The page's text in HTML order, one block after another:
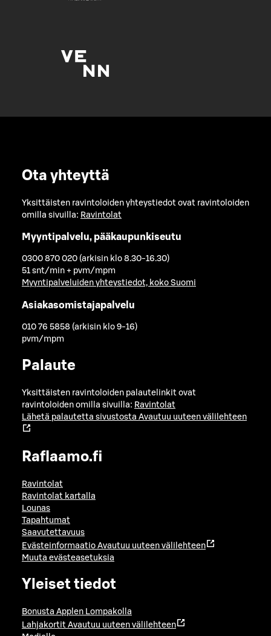
Ota yhteyttä
Yksittäisten ravintoloiden yhteystiedot ovat ravintoloiden
omilla sivuilla: Ravintolat
Myyntipalvelu, pääkaupunkiseutu
0300 870 020 (arkisin klo 8.30-16.30)
51 snt/min + pvm/mpm
Myyntipalveluiden yhteystiedot, koko Suomi
Asiakasomistajapalvelu
010 76 5858 (arkisin klo 9-16)
pvm/mpm
Palaute
Yksittäisten ravintoloiden palautelinkit ovat
ravintoloiden omilla sivuilla: Ravintolat
Lähetä palautetta sivustosta Avautuu uuteen välilehteen
Raflaamo.fi
Ravintolat
Ravintolat kartalla
Lounas
Tapahtumat
Saavutettavuus
Evästeinformaatio Avautuu uuteen välilehteen
Muuta evästeasetuksia
Yleiset tiedot
Bonusta Applen Lompakolla
Lahjakortit Avautuu uuteen välilehteen